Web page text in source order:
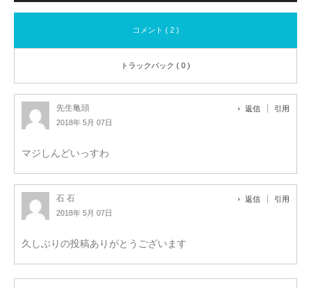
コメント ( 2 )
トラックバック ( 0 )
先生亀頭
2018年 5月 07日
返信 引用
マジしんどいっすわ
石 石
2018年 5月 07日
返信 引用
久しぶりの投稿ありがとうございます